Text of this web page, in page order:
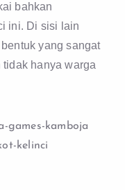
bahkan
ini. Di sisi lain
yang sangat
tidak hanya warga
games-kamboja
kelinci